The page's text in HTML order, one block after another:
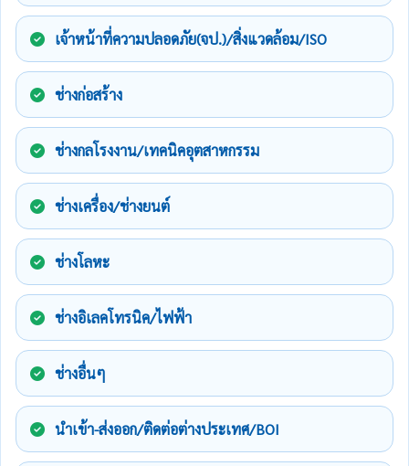
เจ้าหน้าที่ความปลอดภัย(จป.)/สิ่งแวดล้อม/ISO
ช่างก่อสร้าง
ช่างกลโรงงาน/เทคนิคอุตสาหกรรม
ช่างเครื่อง/ช่างยนต์
ช่างโลหะ
ช่างอิเลคโทรนิค/ไฟฟ้า
ช่างอื่นๆ
นำเข้า-ส่งออก/ติดต่อต่างประเทศ/BOI